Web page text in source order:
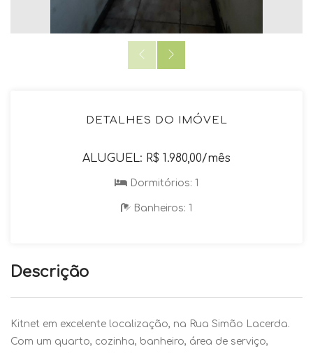
DETALHES DO IMÓVEL
ALUGUEL: R$ 1.980,00/mês
Dormitórios: 1
Banheiros: 1
Descrição
Kitnet em excelente localização, na Rua Simão Lacerda.
Com um quarto, cozinha, banheiro, área de serviço,